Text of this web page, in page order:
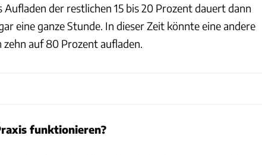
der restlichen 15 bis 20 Prozent dauert dann
eine ganze Stunde. In dieser Zeit könnte eine andere
auf 80 Prozent aufladen.
funktionieren?